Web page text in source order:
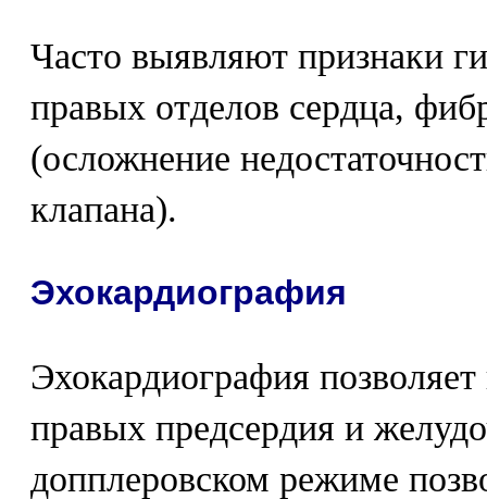
Часто выявляют признаки
правых отделов сердца,
(осложнение
клапана).
Эхокардиография
Эхокардиография
правых предсердия и
допплеровском режиме